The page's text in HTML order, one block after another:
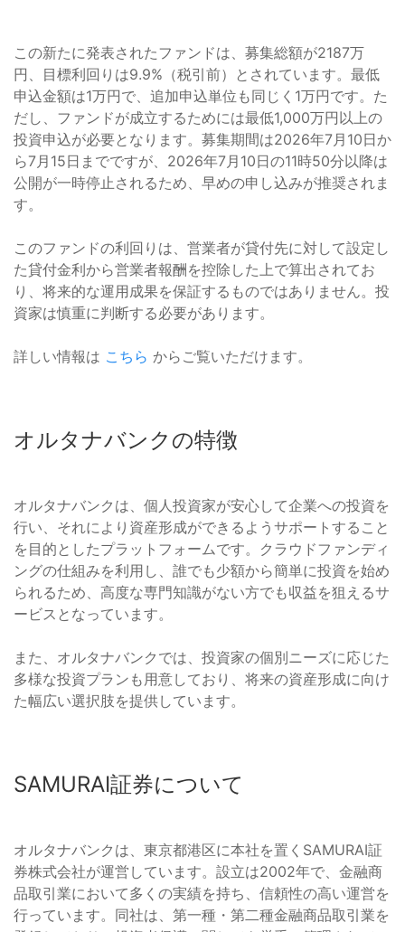
この新たに発表されたファンドは、募集総額が2187万
円、目標利回りは9.9%（税引前）とされています。最低
申込金額は1万円で、追加申込単位も同じく1万円です。た
だし、ファンドが成立するためには最低1,000万円以上の
投資申込が必要となります。募集期間は2026年7月10日か
ら7月15日までですが、2026年7月10日の11時50分以降は
公開が一時停止されるため、早めの申し込みが推奨されま
す。
このファンドの利回りは、営業者が貸付先に対して設定し
た貸付金利から営業者報酬を控除した上で算出されてお
り、将来的な運用成果を保証するものではありません。投
資家は慎重に判断する必要があります。
詳しい情報は こちら からご覧いただけます。
オルタナバンクの特徴
オルタナバンクは、個人投資家が安心して企業への投資を
行い、それにより資産形成ができるようサポートすること
を目的としたプラットフォームです。クラウドファンディ
ングの仕組みを利用し、誰でも少額から簡単に投資を始め
られるため、高度な専門知識がない方でも収益を狙えるサ
ービスとなっています。
また、オルタナバンクでは、投資家の個別ニーズに応じた
多様な投資プランも用意しており、将来の資産形成に向け
た幅広い選択肢を提供しています。
SAMURAI証券について
オルタナバンクは、東京都港区に本社を置くSAMURAI証
券株式会社が運営しています。設立は2002年で、金融商
品取引業において多くの実績を持ち、信頼性の高い運営を
行っています。同社は、第一種・第二種金融商品取引業を